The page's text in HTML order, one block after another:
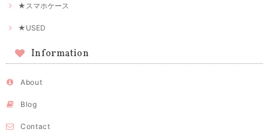
★スマホケース
★USED
Information
About
Blog
Contact